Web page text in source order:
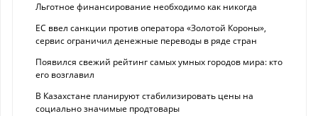
Льготное финансирование необходимо как никогда
ЕС ввел санкции против оператора «Золотой Короны»,
сервис ограничил денежные переводы в ряде стран
Появился свежий рейтинг самых умных городов мира: кто
его возглавил
В Казахстане планируют стабилизировать цены на
социально значимые продтовары